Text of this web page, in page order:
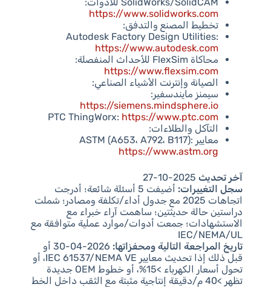
https://www.solidworks.com
تخطيط المصنع والتدفق:
Autodesk Factory Design Utilities:
https://www.autodesk.com
محاكاة FlexSim للأحداث المنفصلة:
https://www.flexsim.com
الصيانة وإنترنت الأشياء الصناعي:
سيمنز مايندسفير:
https://siemens.mindsphere.io
PTC ThingWorx: https://www.ptc.com
التآكل والطلاءات:
معايير ASTM (A653، A792، B117):
https://www.astm.org
آخر تحديث
سجل التغييرات:
أضيفت 5 أسئلة شائعة؛ أدرجت
اتجاهات 2025 مع جدول أداء/تكلفة ومصادر؛ شملت
دراستين حالة حديثتين؛ ساهمت آراء خبراء مع
الاستشهادات؛ جمعت أدوات/موارد عملية متوافقة مع
IEC/NEMA/UL
تاريخ المراجعة التالية ومحفزاتها:
2026-04-30 أو
قبل ذلك إذا تحديث معايير IEC 61537/NEMA VE، أو
تحول أسعار الكهرباء >15%، أو خطوط OEM جديدة
تظهر >40 م/دقيقة إنتاجية مثبتة مع الثقب داخل الخط